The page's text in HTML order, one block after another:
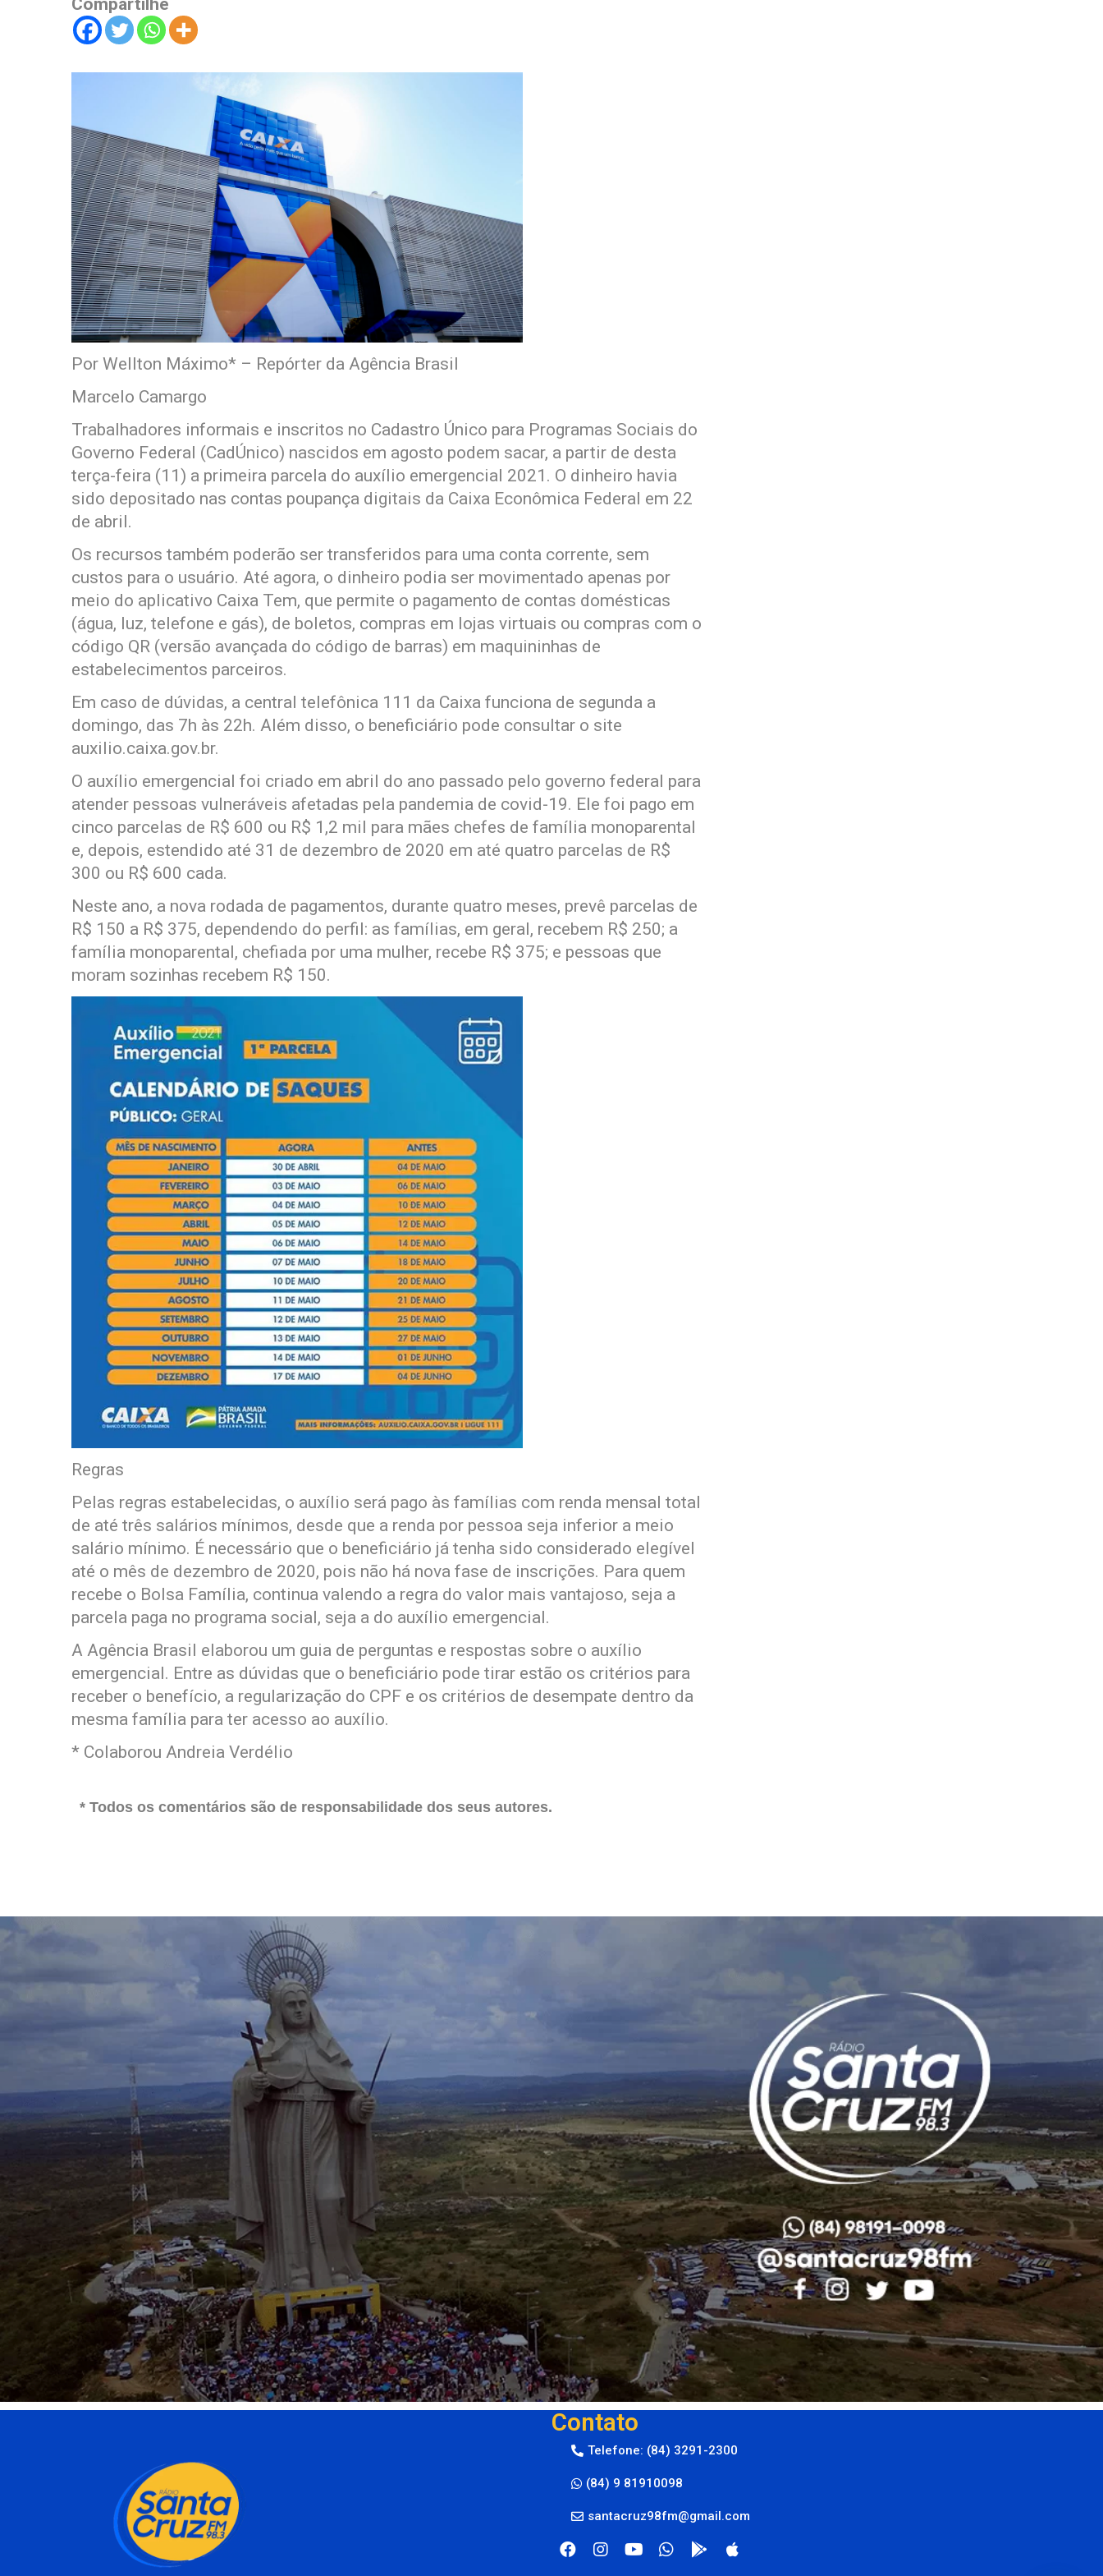
Compartilhe
Por Wellton Máximo* – Repórter da Agência Brasil
Marcelo Camargo
Trabalhadores informais e inscritos no Cadastro Único para Programas Sociais do
Governo Federal (CadÚnico) nascidos em agosto podem sacar, a partir de desta
terça-feira (11) a primeira parcela do auxílio emergencial 2021. O dinheiro havia
sido depositado nas contas poupança digitais da Caixa Econômica Federal em 22
de abril.
Os recursos também poderão ser transferidos para uma conta corrente, sem
custos para o usuário. Até agora, o dinheiro podia ser movimentado apenas por
meio do aplicativo Caixa Tem, que permite o pagamento de contas domésticas
(água, luz, telefone e gás), de boletos, compras em lojas virtuais ou compras com o
código QR (versão avançada do código de barras) em maquininhas de
estabelecimentos parceiros.
Em caso de dúvidas, a central telefônica 111 da Caixa funciona de segunda a
domingo, das 7h às 22h. Além disso, o beneficiário pode consultar o site
auxilio.caixa.gov.br.
O auxílio emergencial foi criado em abril do ano passado pelo governo federal para
atender pessoas vulneráveis afetadas pela pandemia de covid-19. Ele foi pago em
cinco parcelas de R$ 600 ou R$ 1,2 mil para mães chefes de família monoparental
e, depois, estendido até 31 de dezembro de 2020 em até quatro parcelas de R$
300 ou R$ 600 cada.
Neste ano, a nova rodada de pagamentos, durante quatro meses, prevê parcelas de
R$ 150 a R$ 375, dependendo do perfil: as famílias, em geral, recebem R$ 250; a
família monoparental, chefiada por uma mulher, recebe R$ 375; e pessoas que
moram sozinhas recebem R$ 150.
Regras
Pelas regras estabelecidas, o auxílio será pago às famílias com renda mensal total
de até três salários mínimos, desde que a renda por pessoa seja inferior a meio
salário mínimo. É necessário que o beneficiário já tenha sido considerado elegível
até o mês de dezembro de 2020, pois não há nova fase de inscrições. Para quem
recebe o Bolsa Família, continua valendo a regra do valor mais vantajoso, seja a
parcela paga no programa social, seja a do auxílio emergencial.
A Agência Brasil elaborou um guia de perguntas e respostas sobre o auxílio
emergencial. Entre as dúvidas que o beneficiário pode tirar estão os critérios para
receber o benefício, a regularização do CPF e os critérios de desempate dentro da
mesma família para ter acesso ao auxílio.
* Colaborou Andreia Verdélio
* Todos os comentários são de responsabilidade dos seus autores.
Contato
Telefone: (84) 3291-2300
(84) 9 81910098
santacruz98fm@gmail.com